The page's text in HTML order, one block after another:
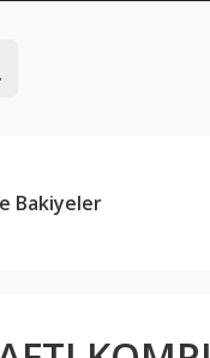
Bakiyeler